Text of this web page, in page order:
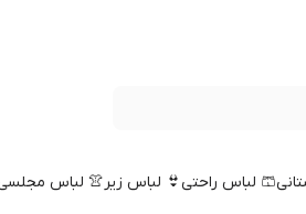
🩳 لباس راحتی👙 لباس زیر👚 لباس